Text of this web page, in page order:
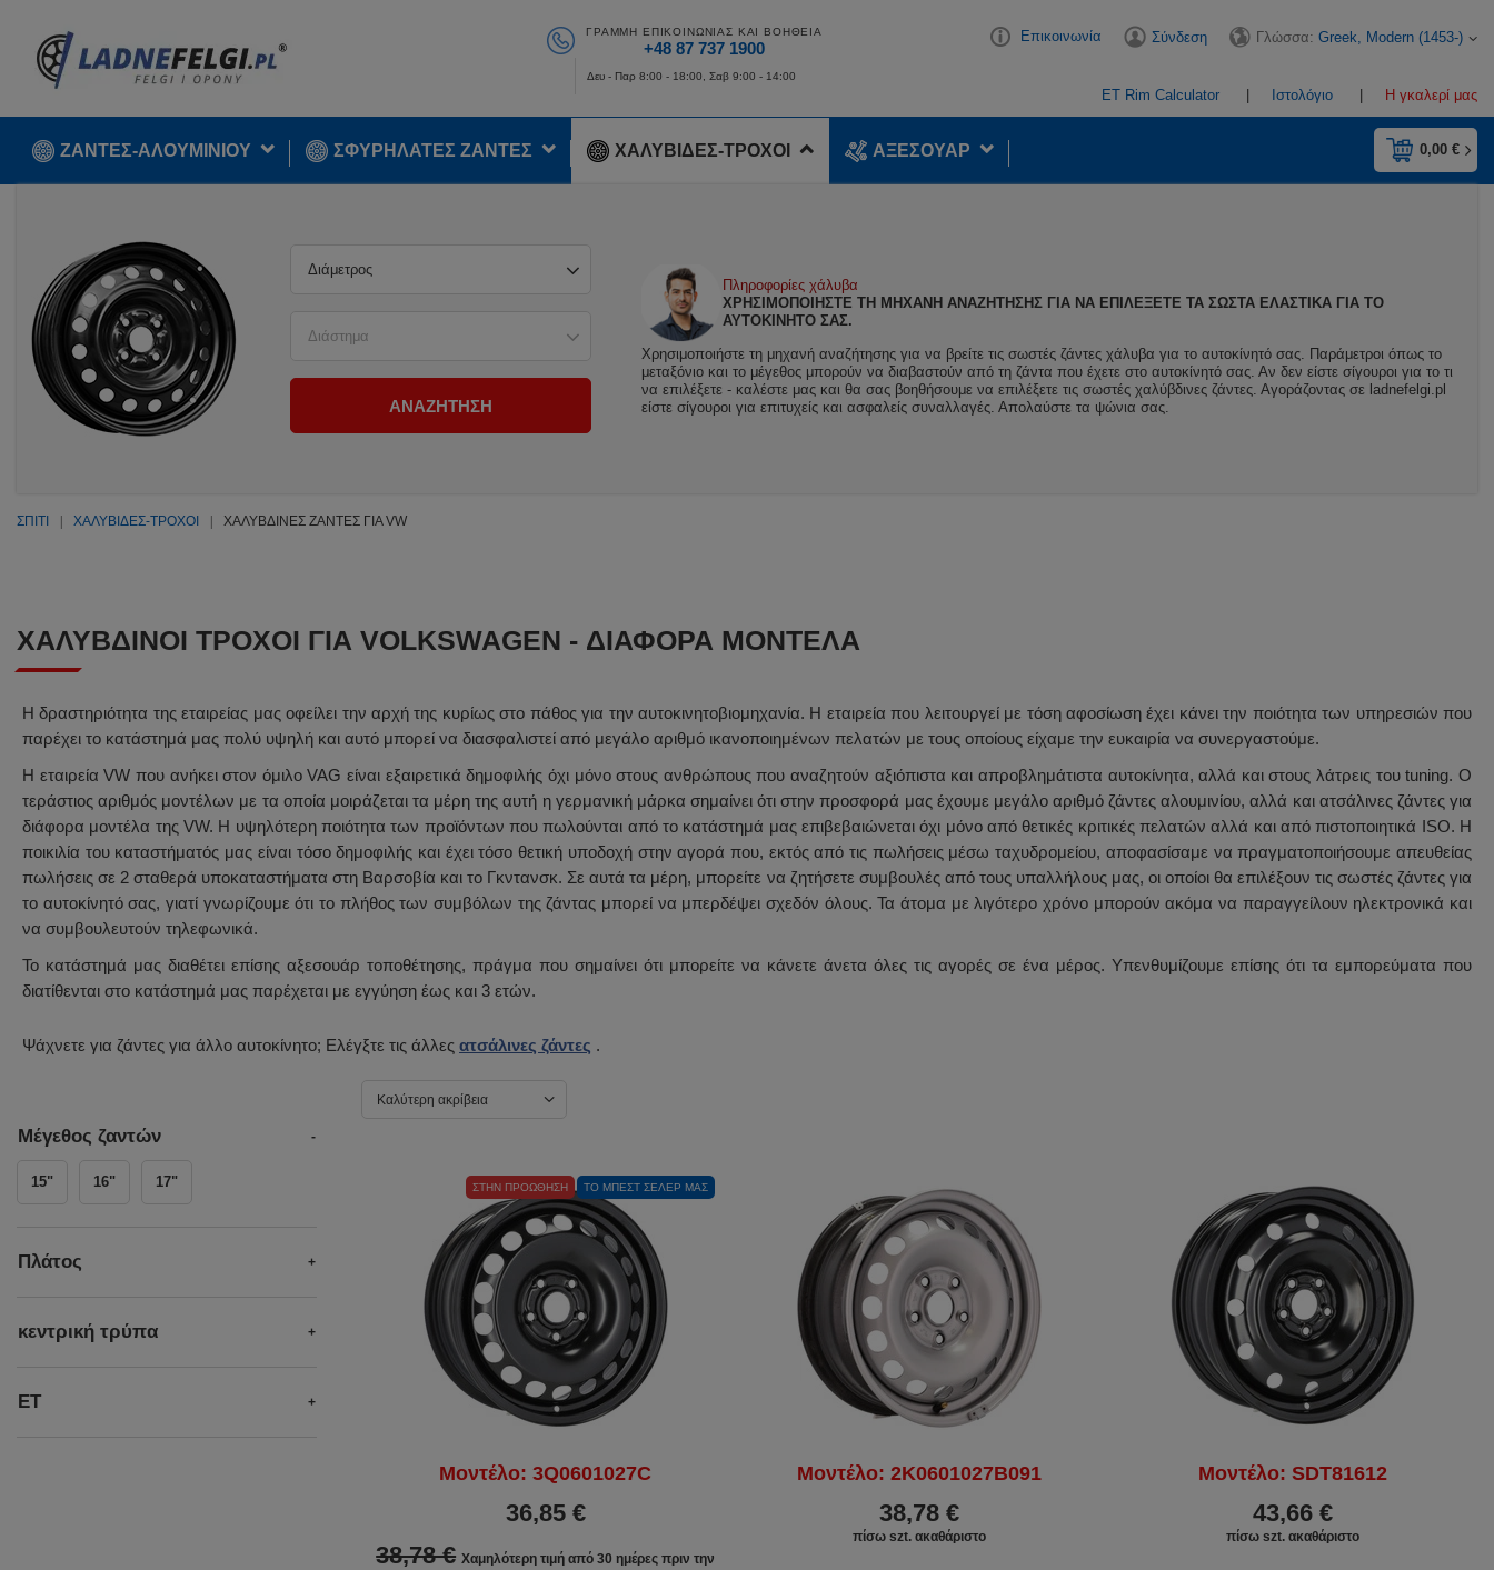
ΓΡΑΜΜΉ ΕΠΙΚΟΙΝΩΝΊΑΣ ΚΑΙ ΒΟΉΘΕΙΑ
+48 87 737 1900
Δευ - Παρ 8:00 - 18:00, Σαβ 9:00 - 14:00
Επικοινωνία Σύνδεση Γλώσσα: Greek, Modern (1453-)
ET Rim Calculator Ιστολόγιο Η γκαλερί μας
0,00 €
ΖΑΝΤΕΣ-ΑΛΟΥΜΙΝΙΟΥ ΣΦΥΡΉΛΑΤΕΣ ΖΆΝΤΕΣ ΧΑΛΥΒΙΔΕΣ-ΤΡΟΧΟΙ ΑΞΕΣΟΥΑΡ
Διάμετρος
Διάστημα
ΑΝΑΖΉΤΗΣΗ
Πληροφορίες χάλυβα
ΧΡΗΣΙΜΟΠΟΙΉΣΤΕ ΤΗ ΜΗΧΑΝΉ ΑΝΑΖΉΤΗΣΗΣ ΓΙΑ ΝΑ ΕΠΙΛΈΞΕΤΕ ΤΑ ΣΩΣΤΆ ΕΛΑΣΤΙΚΆ ΓΙΑ ΤΟ
ΑΥΤΟΚΊΝΗΤΌ ΣΑΣ.
Χρησιμοποιήστε τη μηχανή αναζήτησης για να βρείτε τις σωστές ζάντες χάλυβα για το αυτοκίνητό σας. Παράμετροι όπως το
μεταξόνιο και το μέγεθος μπορούν να διαβαστούν από τη ζάντα που έχετε στο αυτοκίνητό σας. Αν δεν είστε σίγουροι για το τι
να επιλέξετε - καλέστε μας και θα σας βοηθήσουμε να επιλέξετε τις σωστές χαλύβδινες ζάντες. Αγοράζοντας σε ladnefelgi.pl
είστε σίγουροι για επιτυχείς και ασφαλείς συναλλαγές. Απολαύστε τα ψώνια σας.
ΣΠΊΤΙ ΧΑΛΥΒΙΔΕΣ-ΤΡΟΧΟΙ ΧΑΛΎΒΔΙΝΕΣ ΖΆΝΤΕΣ ΓΙΑ VW
ΧΑΛΎΒΔΙΝΟΙ ΤΡΟΧΟΊ ΓΙΑ VOLKSWAGEN - ΔΙΆΦΟΡΑ ΜΟΝΤΈΛΑ
Η δραστηριότητα της εταιρείας μας οφείλει την αρχή της κυρίως στο πάθος για την αυτοκινητοβιομηχανία. Η εταιρεία που λειτουργεί με τόση αφοσίωση έχει κάνει την ποιότητα των υπηρεσιών που
παρέχει το κατάστημά μας πολύ υψηλή και αυτό μπορεί να διασφαλιστεί από μεγάλο αριθμό ικανοποιημένων πελατών με τους οποίους είχαμε την ευκαιρία να συνεργαστούμε.
Η εταιρεία VW που ανήκει στον όμιλο VAG είναι εξαιρετικά δημοφιλής όχι μόνο στους ανθρώπους που αναζητούν αξιόπιστα και απροβλημάτιστα αυτοκίνητα, αλλά και στους λάτρεις του tuning. Ο
τεράστιος αριθμός μοντέλων με τα οποία μοιράζεται τα μέρη της αυτή η γερμανική μάρκα σημαίνει ότι στην προσφορά μας έχουμε μεγάλο αριθμό ζάντες αλουμινίου, αλλά και ατσάλινες ζάντες για
διάφορα μοντέλα της VW. Η υψηλότερη ποιότητα των προϊόντων που πωλούνται από το κατάστημά μας επιβεβαιώνεται όχι μόνο από θετικές κριτικές πελατών αλλά και από πιστοποιητικά ISO. Η
ποικιλία του καταστήματός μας είναι τόσο δημοφιλής και έχει τόσο θετική υποδοχή στην αγορά που, εκτός από τις πωλήσεις μέσω ταχυδρομείου, αποφασίσαμε να πραγματοποιήσουμε απευθείας
πωλήσεις σε 2 σταθερά υποκαταστήματα στη Βαρσοβία και το Γκντανσκ. Σε αυτά τα μέρη, μπορείτε να ζητήσετε συμβουλές από τους υπαλλήλους μας, οι οποίοι θα επιλέξουν τις σωστές ζάντες για
το αυτοκίνητό σας, γιατί γνωρίζουμε ότι το πλήθος των συμβόλων της ζάντας μπορεί να μπερδέψει σχεδόν όλους. Τα άτομα με λιγότερο χρόνο μπορούν ακόμα να παραγγείλουν ηλεκτρονικά και
να συμβουλευτούν τηλεφωνικά.
Το κατάστημά μας διαθέτει επίσης αξεσουάρ τοποθέτησης, πράγμα που σημαίνει ότι μπορείτε να κάνετε άνετα όλες τις αγορές σε ένα μέρος. Υπενθυμίζουμε επίσης ότι τα εμπορεύματα που
διατίθενται στο κατάστημά μας παρέχεται με εγγύηση έως και 3 ετών.
Ψάχνετε για ζάντες για άλλο αυτοκίνητο; Ελέγξτε τις άλλες ατσάλινες ζάντες .
Μέγεθος ζαντών
15" 16" 17"
Πλάτος
κεντρική τρύπα
ET
Καλύτερη ακρίβεια
ΣΤΗΝ ΠΡΟΏΘΗΣΗ ΤΟ ΜΠΕΣΤ ΣΈΛΕΡ ΜΑΣ
Μοντέλο: 3Q0601027C
38,78 € Χαμηλότερη τιμή από 30 ημέρες πριν την
36,85 €
Μοντέλο: 2K0601027B091
38,78 €
πίσω szt. ακαθάριστο
Μοντέλο: SDT81612
43,66 €
πίσω szt. ακαθάριστο